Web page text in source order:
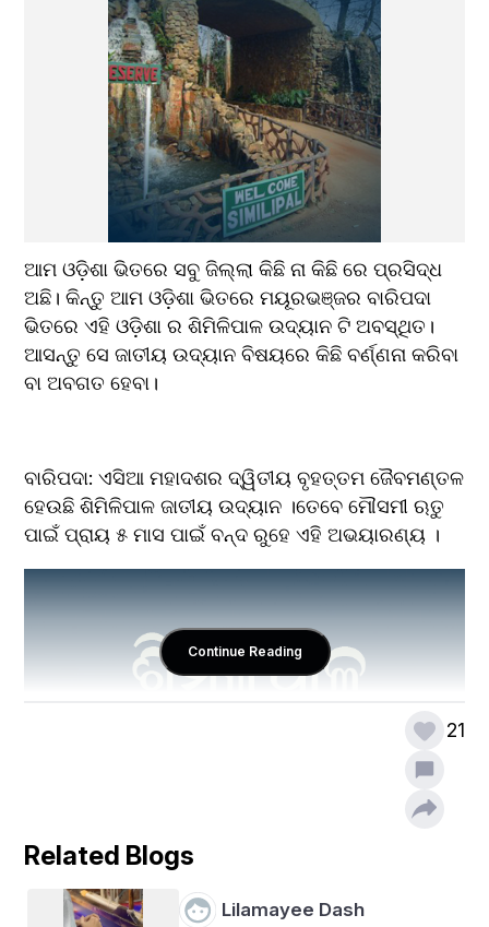
ଆମ ଓଡ଼ିଶା ଭିତରେ ସବୁ ଜିଲ୍ଲା କିଛି ନା କିଛି ରେ ପ୍ରସିଦ୍ଧ
ଅଛି। କିନ୍ତୁ ଆମ ଓଡ଼ିଶା ଭିତରେ ମୟୂରଭଞ୍ଜର ବାରିପଦା
ଭିତରେ ଏହି ଓଡ଼ିଶା ର ଶିମିଳିପାଳ ଉଦ୍ୟାନ ଟି ଅବସ୍ଥିତ।
ଆସନ୍ତୁ ସେ ଜାତୀୟ ଉଦ୍ୟାନ ବିଷୟରେ କିଛି ବର୍ଣ୍ଣନା କରିବା
ବା ଅବଗତ ହେବା।
ବାରିପଦା: ଏସିଆ ମହାଦଶର ଦ୍ୱିତୀୟ ବୃହତ୍ତମ ଜୈବମଣ୍ତଳ
ହେଉଛି ଶିମିଳିପାଳ ଜାତୀୟ ଉଦ୍ୟାନ ।ତେବେ ମୌସମୀ ଋତୁ
ପାଇଁ ପ୍ରାୟ ୫ ମାସ ପାଇଁ ବନ୍ଦ ରୁହେ ଏହି ଅଭୟାରଣ୍ୟ ।
Continue Reading
21
Related Blogs
Lilamayee Dash